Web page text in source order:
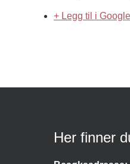
+ Legg til i
Her finner